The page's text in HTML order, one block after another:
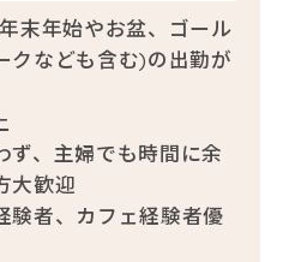
末年始やお盆、ゴール
クなども含む)の出勤が
ず、主婦でも時間に余
大歓迎
験者、カフェ経験者優